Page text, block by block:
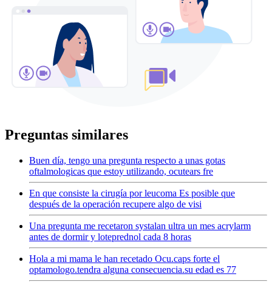
Preguntas similares
Buen día, tengo una pregunta respecto a unas gotas
oftalmologicas que estoy utilizando, ocutears fre
En que consiste la cirugía por leucoma Es posible que
después de la operación recupere algo de visi
Una pregunta me recetaron systalan ultra un mes acrylarm
antes de dormir y loteprednol cada 8 horas
Hola a mi mama le han recetado Ocu.caps forte el
optamologo.tendra alguna consecuencia.su edad es 77